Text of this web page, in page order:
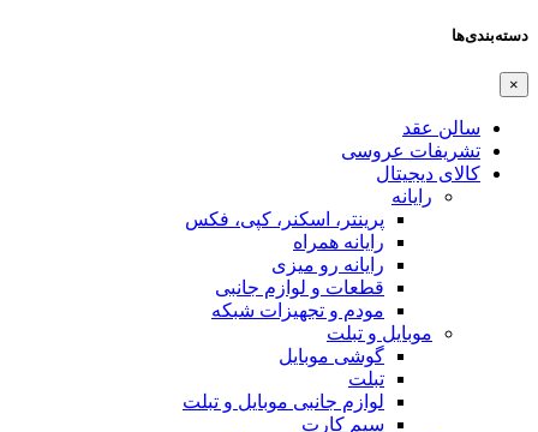
دسته‌بندی‌ها
×
سالن عقد
تشریفات عروسی
کالای دیجیتال
رایانه
پرینتر، اسکنر، کپی، فکس
رایانه همراه
رایانه رو میزی
قطعات و لوازم جانبی
مودم و تجهیزات شبکه
موبایل و تبلت
گوشی موبایل
تبلت
لوازم جانبی موبایل و تبلت
سیم کارت